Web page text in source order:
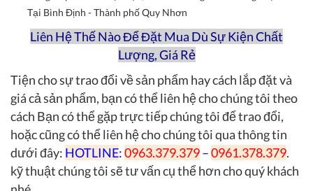
Tại Bình Định - Thành phố Quy Nhơn
Liên Hệ Thế Nào Để Đặt Mua Dù Sự Kiện Chất
Lượng, Giá Rẻ
Tiện cho sự trao đổi về sản phẩm hay cách lắp đặt và
giá cả sản phẩm, bạn có thể liên hệ cho chúng tôi theo
cách Bạn có thể gặp trực tiếp chúng tôi để trao đổi,
hoặc cũng có thể liên hệ cho chúng tôi qua thông tin
dưới đây: HOTLINE:0963.379.379–0961.378.379.
kỹ thuật chúng tôi sẽ tư vấn cụ thể hơn cho quý khách